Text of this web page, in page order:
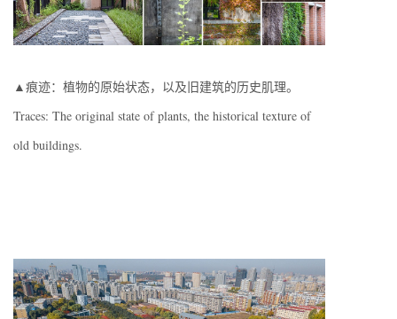
▲痕迹：植物的原始状态，以及旧建筑的历史肌理。
Traces: The original state of plants, the historical texture of
old buildings.